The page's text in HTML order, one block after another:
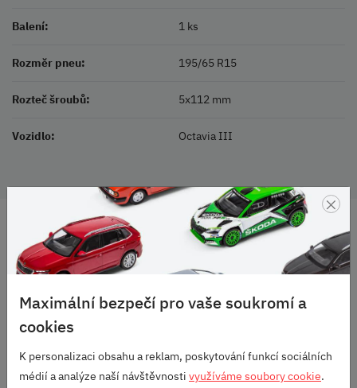
Balení: 1 ks
Rozměr pneu: 195/65 R15
Rozteč šroubů: 5x112 mm
Vozidlo: Octavia III
DOPRAVA ZDARMA
OD 2500 KČ
VELKÝ VÝBĚR
RODINNÁ FIRMA
SKVĚLÉ HODNOCENÍ
HEUREKA.CZ/ZBOZI.CZ
×
Maximální bezpečí pro vaše soukromí a
cookies
K personalizaci obsahu a reklam, poskytování funkcí sociálních
médií a analýze naší návštěvnosti využíváme soubory cookie.